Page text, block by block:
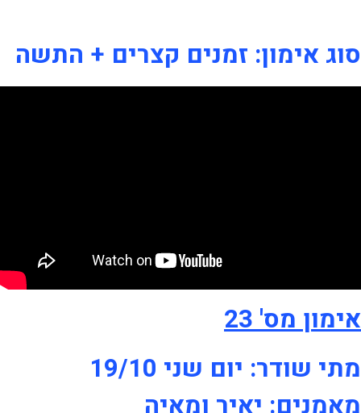
סוג אימון: זמנים קצרים + התשה
אימון מס' 23
מתי שודר: יום שני 19/10